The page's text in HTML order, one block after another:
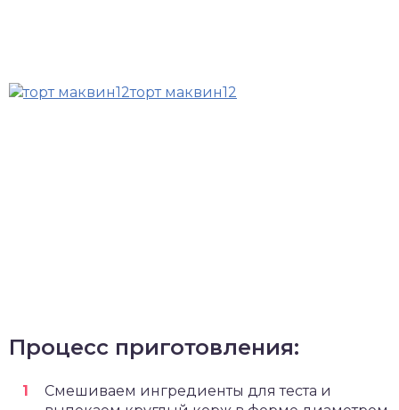
торт маквин12
Процесс приготовления:
Смешиваем ингредиенты для теста и